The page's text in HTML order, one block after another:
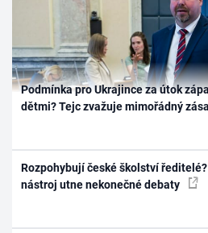
Podmínka pro Ukrajince za útok
dětmi? Tejc zvažuje mimořádný
Rozpohybují české školství
nástroj utne nekonečné debaty